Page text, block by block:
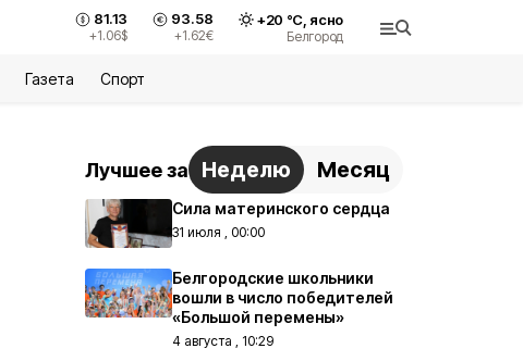
81.13
+1.06$
93.58
+1.62€
+20 °С, ясно
Белгород
Газета Спорт
Лучшее за Неделю Месяц
Сила материнского сердца
31 июля , 00:00
Белгородские школьники
вошли в число победителей
«Большой перемены»
4 августа , 10:29